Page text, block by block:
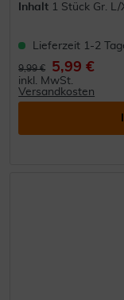
Inhalt 1 Stück Gr. L/
Lieferzeit 1-2
9,99 € 5,99 €
inkl. MwSt.
Versandkosten